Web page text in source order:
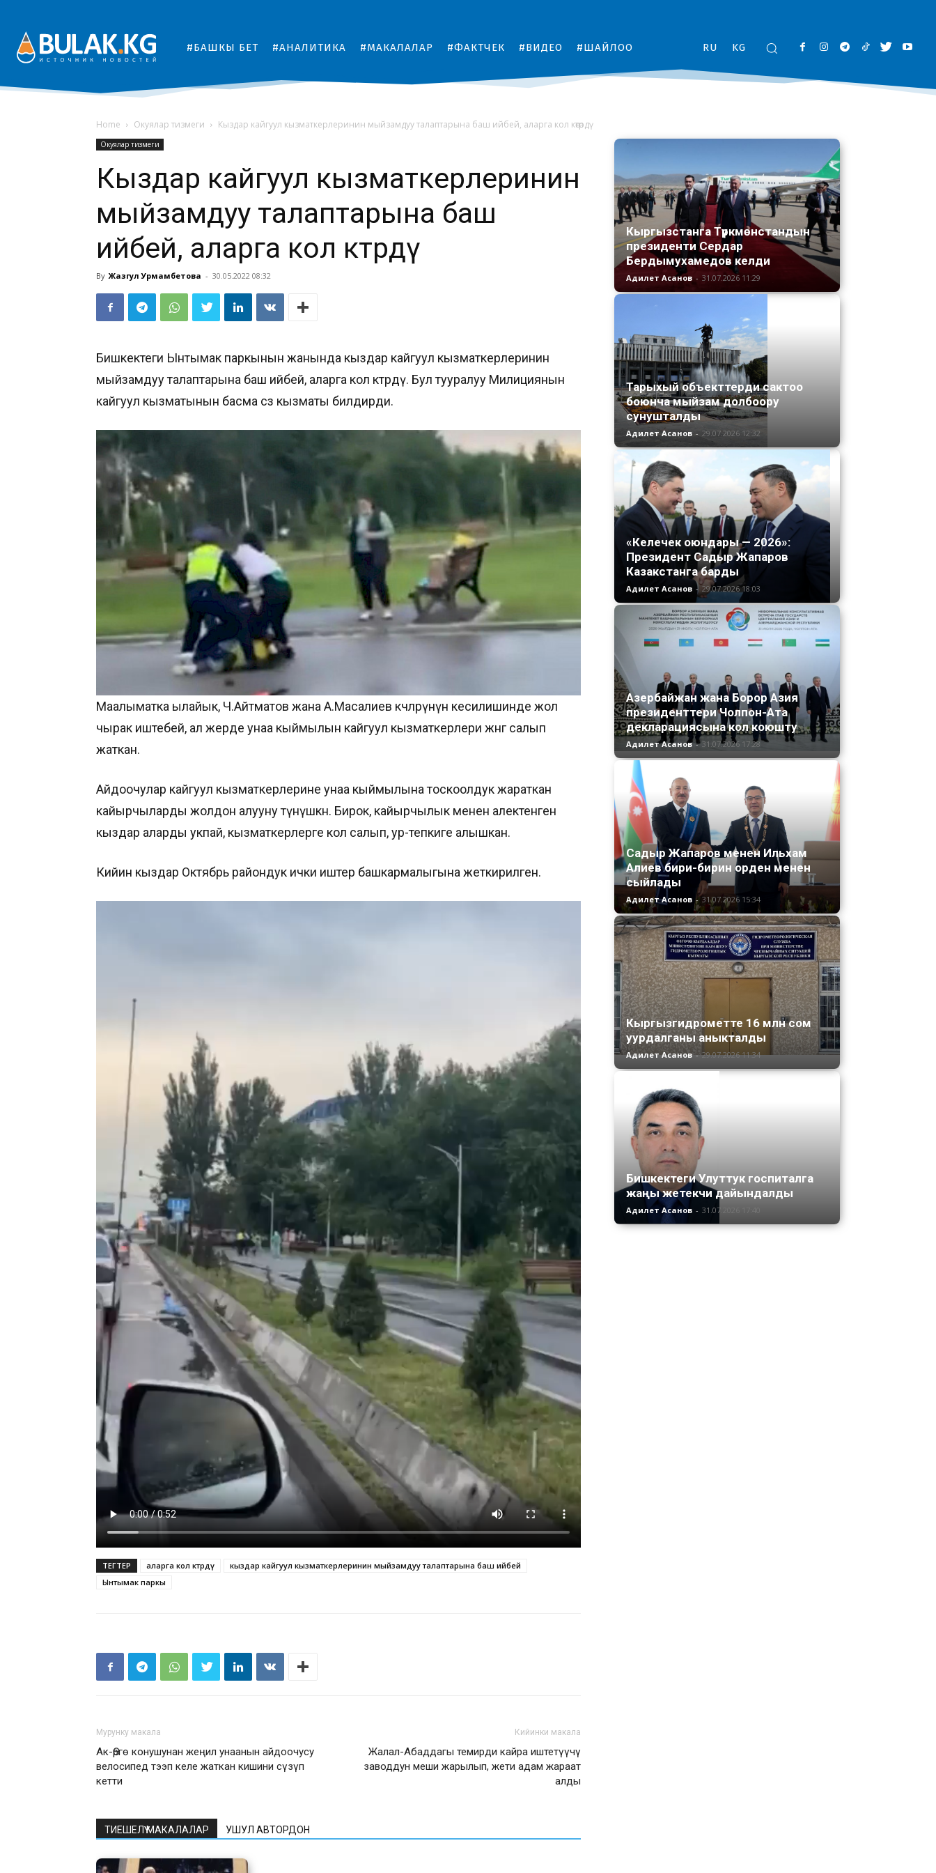
#БАШКЫ БЕТ #АНАЛИТИКА #МАКАЛАЛАР #ФАКТЧЕК #ВИДЕО #ШАЙЛОО RU KG
Home Окуялар тизмеги Кыздар кайгуул кызматкерлеринин мыйзамдуу талаптарына баш ийбей, аларга кол көтөрдү
Окуялар тизмеги
Кыздар кайгуул кызматкерлеринин
мыйзамдуу талаптарына баш
ийбей, аларга кол көтөрдү
By Жазгул Урмамбетова - 30.05.2022 08:32
Бишкектеги Ынтымак паркынын жанында кыздар кайгуул кызматкерлеринин
мыйзамдуу талаптарына баш ийбей, аларга кол көтөрдү. Бул тууралуу Милициянын
кайгуул кызматынын басма сөз кызматы билдирди.
Маалыматка ылайык, Ч.Айтматов жана А.Масалиев көчөлөрүнүн кесилишинде жол
чырак иштебей, ал жерде унаа кыймылын кайгуул кызматкерлери жөнгө салып
жаткан.
Айдоочулар кайгуул кызматкерлерине унаа кыймылына тоскоолдук жараткан
кайырчыларды жолдон алууну өтүнүшкөн. Бирок, кайырчылык менен алектенген
кыздар аларды укпай, кызматкерлерге кол салып, ур-тепкиге алышкан.
Кийин кыздар Октябрь райондук ички иштер башкармалыгына жеткирилген.
ТЕГТЕР аларга кол көтөрдү
кыздар кайгуул кызматкерлеринин мыйзамдуу талаптарына баш ийбей
Ынтымак паркы
Мурунку макала
Ак-Өргө конушунан жеңил унаанын айдоочусу
велосипед тээп келе жаткан кишини сүзүп
кетти
Кийинки макала
Жалал-Абаддагы темирди кайра иштетүүчү
заводдун меши жарылып, жети адам жараат
алды
ТИЕШЕЛҮҮ МАКАЛАЛАР УШУЛ АВТОРДОН
Кыргызстанга Түркмөнстандын
президенти Сердар
Бердымухамедов келди
Адилет Асанов - 31.07.2026 11:29
Тарыхый объекттерди сактоо
боюнча мыйзам долбоору
сунушталды
Адилет Асанов - 29.07.2026 12:32
«Келечек оюндары — 2026»:
Президент Садыр Жапаров
Казакстанга барды
Адилет Асанов - 29.07.2026 18:03
Азербайжан жана Борор Азия
президенттери Чолпон-Ата
декларациясына кол коюшту
Адилет Асанов - 31.07.2026 17:28
Садыр Жапаров менен Ильхам
Алиев бири-бирин орден менен
сыйлады
Адилет Асанов - 31.07.2026 15:34
Кыргызгидрометте 16 млн сом
уурдалганы аныкталды
Адилет Асанов - 29.07.2026 11:34
Бишкектеги Улуттук госпиталга
жаңы жетекчи дайындалды
Адилет Асанов - 31.07.2026 17:40